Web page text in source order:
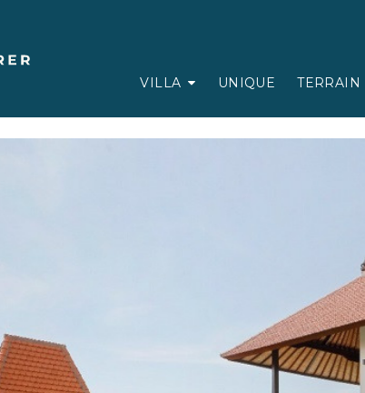
VILLA UNIQUE TERRAIN